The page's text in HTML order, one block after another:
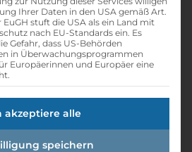
89ca6413
/ Verkauf
-
Ihrer Daten in den USA gemäß Art.
EuGH stuft die USA als ein Land mit
nach EU-Standards ein. Es
Gefahr, dass US-Behörden
in Überwachungsprogrammen
Europäerinnen und Europäer eine
akzeptiere alle
speichern